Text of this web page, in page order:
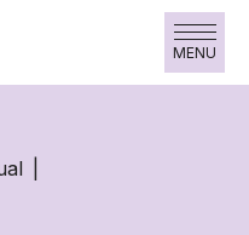
MENU